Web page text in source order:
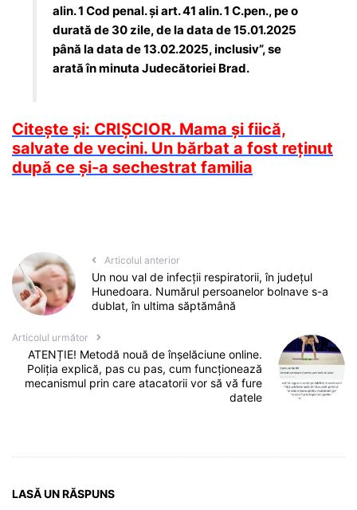
alin. 1 Cod penal. şi art. 41 alin. 1 C.pen., pe o
durată de 30 zile, de la data de 15.01.2025
până la data de 13.02.2025, inclusiv”, se
arată în minuta Judecătoriei Brad.
Citește și: CRIȘCIOR. Mama și fiică,
salvate de vecini. Un bărbat a fost reținut
după ce și-a sechestrat familia
Articolul anterior
Un nou val de infecții respiratorii, în județul
Hunedoara. Numărul persoanelor bolnave s-a
dublat, în ultima săptămână
Articolul următor
ATENȚIE! Metodă nouă de înșelăciune online.
Poliția explică, pas cu pas, cum funcționează
mecanismul prin care atacatorii vor să vă fure
datele
LASĂ UN RĂSPUNS